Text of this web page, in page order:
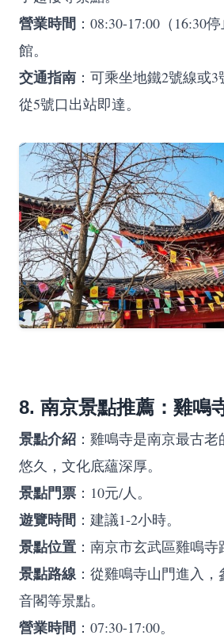
營業時間 ：08:30-17:00（16:30
館。
交通指南 ：可乘坐地鐵2號線或
從5號口出站即達。
8. 南京景點推薦：雞鳴
景點介紹 ：雞鳴寺是南京最古
悠久，文化底蘊深厚。
景點門票 ：10元/人。
遊覽時間 ：建議1-2小時。
景點位置 ：南京市玄武區雞鳴寺
景點路線：從雞鳴寺山門進入
音閣等景點。
營業時間 ：07:30-17:00。